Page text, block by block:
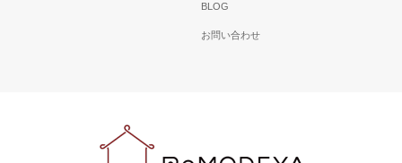
BLOG
お問い合わせ